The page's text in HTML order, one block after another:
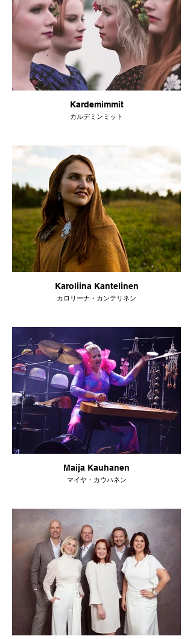
Kardemimmit
カルデミンミット
Karoliina Kantelinen
カロリーナ・カンテリネン
Maija Kauhanen
マイヤ・カウハネン